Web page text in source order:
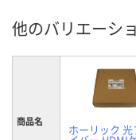
他のバリエーシ
商品名
ホーリック 光